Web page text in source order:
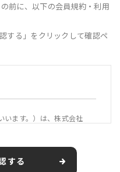
前に、以下の会員規約・利用
する」をクリックして確認ペ
います。）は、株式会社
https://mogustore.jp 以
利用条件を定めるもので
する